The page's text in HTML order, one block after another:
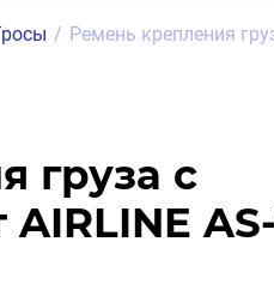
/ Ремень крепления
груза с